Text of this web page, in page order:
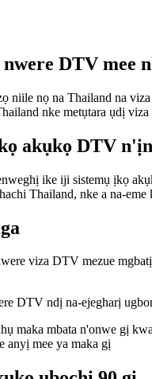
DTV mee
niile nọ na Thailand na
nke metụtara ụdị
akụkọ DTV
ike iji sistemụ ịkọ
Thailand, nke a na-
viza DTV mezue
DTV ndị na-ejegharị
maka mbata n'onwe gị
anyị mee ya maka gị